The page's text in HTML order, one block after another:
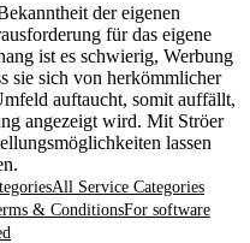
der eigenen
für das eigene
ist es schwierig, Werbung
sie sich von herkömmlicher
auftaucht, somit auffällt,
angezeigt wird. Mit Ströer
lassen
All Service Categories
& ConditionsFor software